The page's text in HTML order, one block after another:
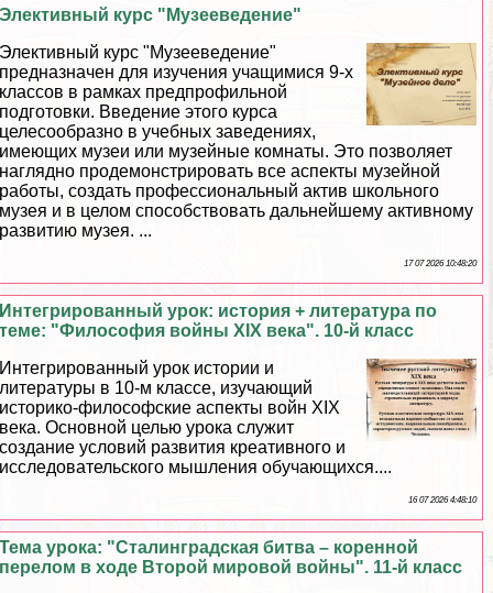
Элективный курс "Музееведение"
Элективный курс "Музееведение"
предназначен для изучения учащимися 9-х
классов в рамках предпрофильной
подготовки. Введение этого курса
целесообразно в учебных заведениях,
имеющих музеи или музейные комнаты. Это позволяет
наглядно продемонстрировать все аспекты музейной
работы, создать профессиональный актив школьного
музея и в целом способствовать дальнейшему активному
развитию музея. ...
17 07 2026 10:48:20
Интегрированный урок: история + литература по
теме: "Философия войны XIX века". 10-й класс
Интегрированный урок истории и
литературы в 10-м классе, изучающий
историко-философские аспекты войн XIX
века. Основной целью урока служит
создание условий развития креативного и
исследовательского мышления обучающихся....
16 07 2026 4:48:10
Тема урока: "Сталинградская битва – коренной
перелом в ходе Второй мировой войны". 11-й класс